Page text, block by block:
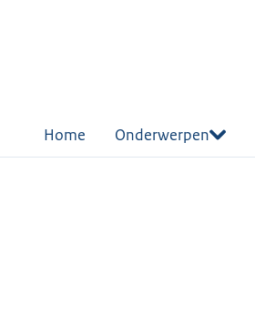
Home Onderwerpen